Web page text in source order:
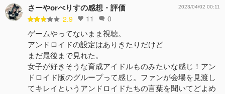
さーやorべりすの感想・評価
2.9 11 0
2023/04/02 00:11
ゲームやってないまま視聴。
アンドロイドの設定はありきたりだけど
まだ最後まで見れた。
女子が好きそうな育成アイドルものみたいな感じ！アン
ドロイド版のグループって感じ。ファンが会場を見渡し
てキレイというアンドロイドたちの言葉を聞いてどよめ